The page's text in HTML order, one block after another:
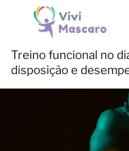
Treino funcional no
disposição e